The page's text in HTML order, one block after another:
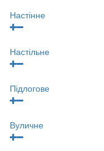
Настінне
Настільне
Підлогове
Вуличне